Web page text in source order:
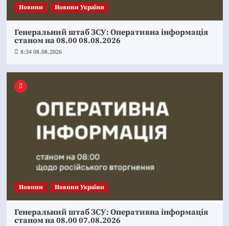
Новини Новини України
Генеральний штаб ЗСУ: Оперативна інформація
станом на 08.00 08.08.2026
8:34 08.08.2026
Новини Новини України
Генеральний штаб ЗСУ: Оперативна інформація
станом на 08.00 07.08.2026